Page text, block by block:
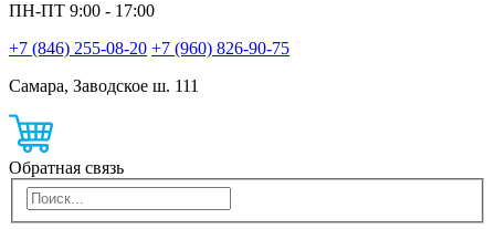
ПН-ПТ 9:00 - 17:00
+7 (846) 255-08-20 +7 (960) 826-90-75
Самара, Заводское ш. 111
Обратная связь